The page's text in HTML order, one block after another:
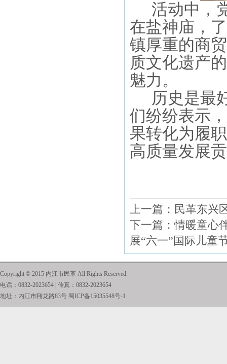
活动中，
在盐神庙，
镇厚重的商
质文化遗产
魅力。
历史是最
们纷纷表示
果转化为履
高质量发展
上一篇： 民革东兴
下一篇：情暖童心
展“六一”国际儿童
Copyright © 2015 内江市民革 All Rights Reserved.
电话：0832-2023654 | 传真：0832-2023654
地址：内江市翔龙路83号 蜀ICP备15035548号-1